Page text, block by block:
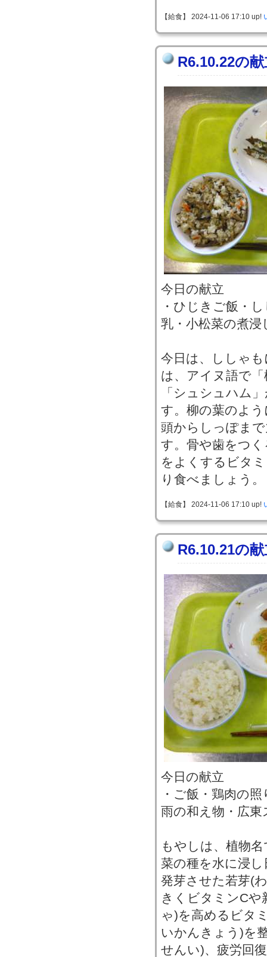
【給食】 2024-11-06 17:10 up!
R6.10.22の
今日の献立
・ひじきご飯・
乳・小松菜の煮浸
今日は、ししゃ
は、アイヌ語で
「シュシュハム
す。柳の葉のよ
頭からしっぽま
す。骨や歯をつ
をよくするビタ
り食べましょう。
【給食】 2024-11-06 17:10 up!
R6.10.21の
今日の献立
・ご飯・鶏肉の
雨の和え物・広東
もやしは、植物
菜の種を水に浸
発芽させた若芽(
きくビタミンCや
ゃ)を高めるビタ
いかんきょう)を
せんい)、疲労回